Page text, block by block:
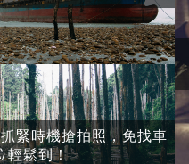
緊時機搶拍照，免找車
輕鬆到！